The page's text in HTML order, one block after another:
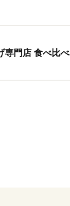
専門店 食べ比べ